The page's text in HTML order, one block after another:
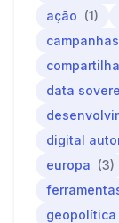
ação (1)
campanhas
data
digital
europa (3)
geopolítica